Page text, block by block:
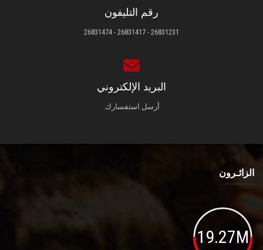
رقم التليفون
26831231 - 26831417 - 26831474
البريد الإلكتروني
أرسل استفسارك.
الزائـرون
19.27M